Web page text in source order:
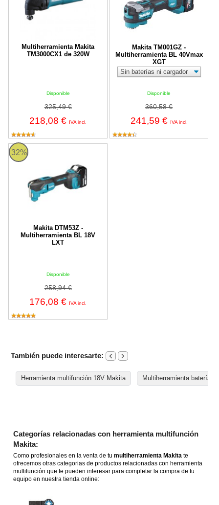
Multiherramienta Makita
TM3000CX1 de 320W
Disponible
325,49 €
218,08 € IVA incl.
Makita TM001GZ -
Multiherramienta BL 40Vmax
XGT
Disponible
360,58 €
241,59 € IVA incl.
32%
Makita DTM53Z -
Multiherramienta BL 18V
LXT
Disponible
258,94 €
176,08 € IVA incl.
Makita DTM53Z - Multiherramienta BL 18V LXT
También puede interesarte:
Herramienta multifunción 18V Makita Multiherramienta batería
Categorías relacionadas con herramienta multifunción
Makita:
Como profesionales en la venta de tumultiherramienta Makita te
ofrecemos otras categorias de productos relacionadas con herramienta
multifunción que te pueden interesar para completar la compra de tu
equipo en nuestra tienda online: